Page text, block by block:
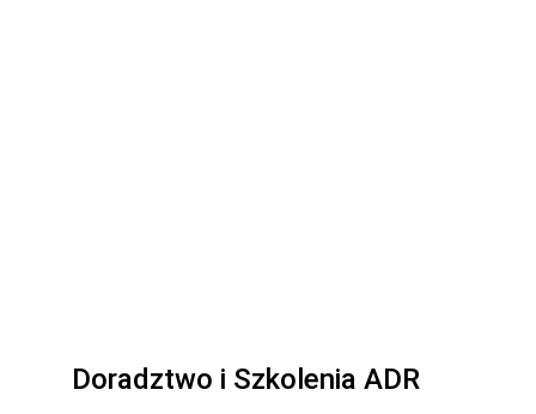
Doradztwo i Szkolenia ADR